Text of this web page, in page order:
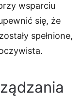
wsparciu
się, że
spełnione,